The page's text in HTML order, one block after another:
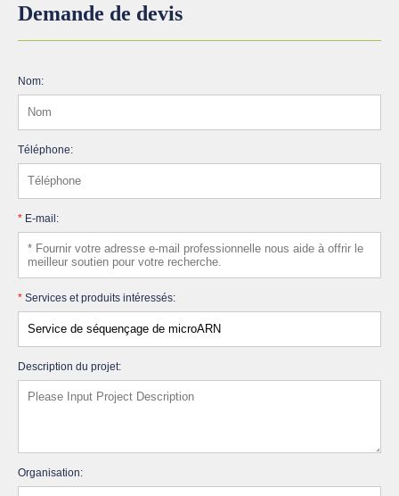
Demande de devis
Nom:
Téléphone:
* E-mail:
* Services et produits intéressés:
Description du projet:
Organisation: